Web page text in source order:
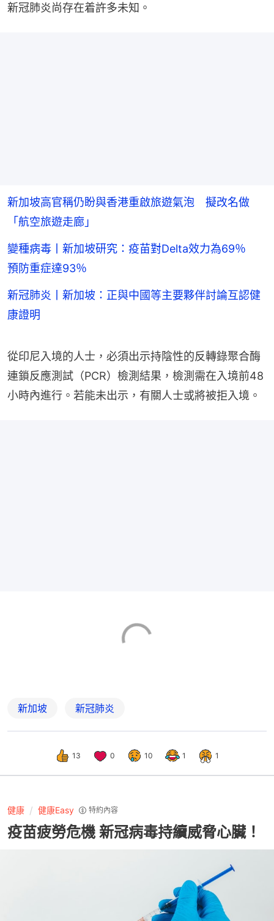
新冠肺炎尚存在着許多未知。
新加坡高官稱仍盼與香港重啟旅遊氣泡 擬改名做
「航空旅遊走廊」
變種病毒丨新加坡研究：疫苗對Delta效力為69％
預防重症達93％
新冠肺炎丨新加坡：正與中國等主要夥伴討論互認健
康證明
從印尼入境的人士，必須出示持陰性的反轉錄聚合酶
連鎖反應測試（PCR）檢測結果，檢測需在入境前48
小時內進行。若能未出示，有關人士或將被拒入境。
新加坡 新冠肺炎
13 0 10 1 1
健康 健康Easy 特約內容
疫苗疲勞危機 新冠病毒持續威脅心臟！